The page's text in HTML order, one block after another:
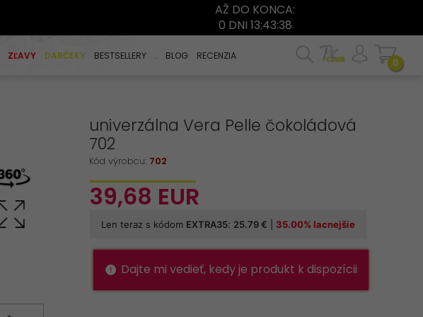
AŽ DO KONCA:
0 DNI 13:43:37
ZĽAVY DARČEKY BESTSELLERY . BLOG RECENZIA
0
univerzálna Vera Pelle čokoládová
702
Kód výrobcu: 702
39,68 EUR
Dajte mi vedieť, kedy je produkt k dispozícii